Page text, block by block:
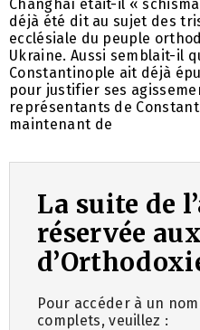
Changhaï était-il «
déjà été dit au sujet des
ecclésiale du peuple
Ukraine. Aussi semblait-il
Constantinople ait déjà
pour justifier ses
représentants de
maintenant de
La suite de
réservée
Pour accéder à un
complets, veuillez :